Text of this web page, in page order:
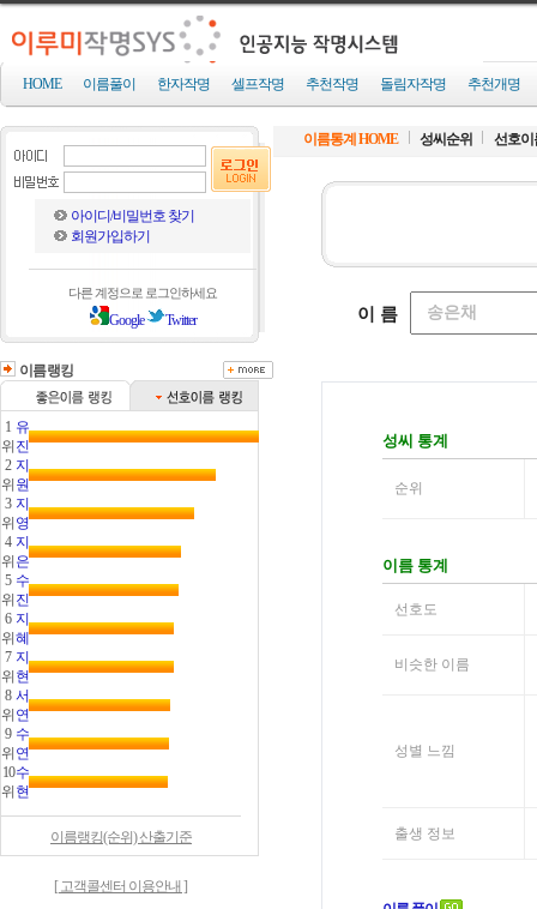
HOME 이름풀이 한자작명 셀프작명 추천작명 돌림자작명 추천개명
아이디/비밀번호 찾기
회원가입하기
다른 계정으로 로그인하세요
Google Twitter
이름랭킹
1
위
유
진
2
위
지
원
3
위
지
영
4
위
지
은
5
위
수
진
6
위
지
혜
7
위
지
현
8
위
서
연
9
위
수
연
10
위
수
현
이름랭킹(순위) 산출기준
[ 고객콜센터 이용안내 ]
이름통계 HOME 성씨순위 선호